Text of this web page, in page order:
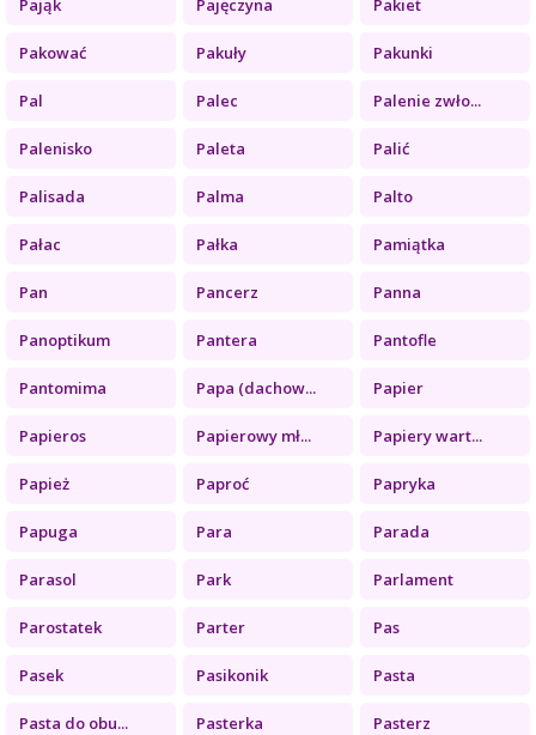
Pająk Pajęczyna Pakiet
Pakować Pakuły Pakunki
Pal Palec Palenie zwło...
Palenisko Paleta Palić
Palisada Palma Palto
Pałac Pałka Pamiątka
Pan Pancerz Panna
Panoptikum Pantera Pantofle
Pantomima Papa (dachow... Papier
Papieros Papierowy mł... Papiery wart...
Papież Paproć Papryka
Papuga Para Parada
Parasol Park Parlament
Parostatek Parter Pas
Pasek Pasikonik Pasta
Pasta do obu... Pasterka Pasterz